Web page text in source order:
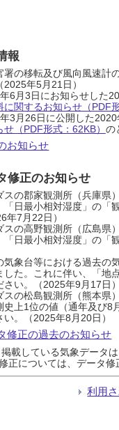
報
署の移転及び風向風速計
2025年5月21日）
6月3日にお知らせした
に関するお知らせ（PDF
3月26日に公開した
せ（PDF形式：62KB） の
お知らせ
修正のお知らせ
スの郡家観測所（兵庫県
「日最小相対湿度」の「
年7月22日）
スの高野観測所（広島県
「日最小相対湿度」の「
気象台等における過去の
した。これに伴い、「地
さい。（2025年9月17日）
スの松島観測所（熊本県
史上1位の値（通年及び
い。（2025年8月20日）
修正の過去のお知らせ
載している気象データ
正については、データ修
利用